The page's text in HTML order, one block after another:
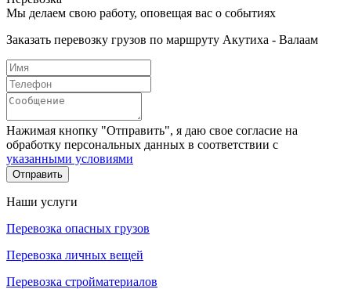
Мы делаем свою работу, оповещая вас о событиях
Заказать перевозку грузов по маршруту Акутиха - Валаам
Нажимая кнопку "Отправить", я даю свое согласие на
обработку персональных данных в соответствии с
указанными условиями
Отправить
Наши услуги
Перевозка опасных грузов
Перевозка личных вещей
Перевозка стройматериалов